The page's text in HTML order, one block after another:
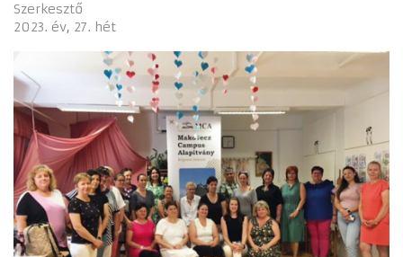
Szerkesztő
2023. év 27. hét